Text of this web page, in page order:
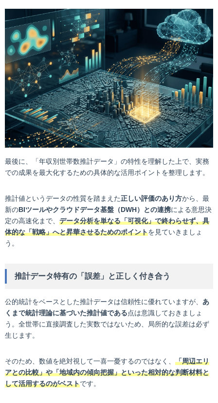
最後に、「年収別世帯数推計データ」の特性を理解した上で、実務
での成果を最大化するための具体的な活用ポイントを整理します。
推計値というデータの性質を踏まえた正しい評価のあり方から、最
新のBIツールやクラウドデータ基盤（DWH）との連携による意思決
定の高速化まで、 データ分析を単なる「可視化」で終わらせず、具
体的な「戦略」へと昇華させるためのポイントを見ていきましょ
う。
推計データ特有の「誤差」と正しく付き合う
公的統計をベースとした推計データは信頼性に優れていますが、 あ
くまで統計理論に基づいた推計値である点は意識しておきましょ
う。全世帯に直接調査した実数ではないため、局所的な誤差は必ず
生じます。
そのため、数値を絶対視して一喜一憂するのではなく、 「周辺エリ
アとの比較」や「地域内の傾向把握」といった相対的な判断材料と
して活用するのがベストです。